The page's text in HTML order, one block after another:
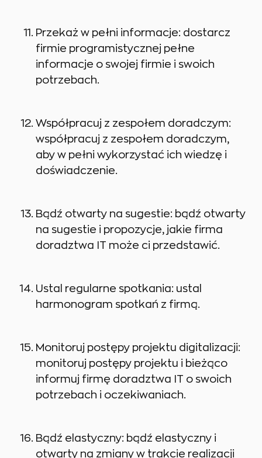
Przekaż w pełni informacje: dostarcz
firmie programistycznej pełne
informacje o swojej firmie i swoich
potrzebach.
Współpracuj z zespołem doradczym:
współpracuj z zespołem doradczym,
aby w pełni wykorzystać ich wiedzę i
doświadczenie.
Bądź otwarty na sugestie: bądź otwarty
na sugestie i propozycje, jakie firma
doradztwa IT może ci przedstawić.
Ustal regularne spotkania: ustal
harmonogram spotkań z firmą.
Monitoruj postępy projektu digitalizacji:
monitoruj postępy projektu i bieżąco
informuj firmę doradztwa IT o swoich
potrzebach i oczekiwaniach.
Bądź elastyczny: bądź elastyczny i
otwarty na zmiany w trakcie realizacji